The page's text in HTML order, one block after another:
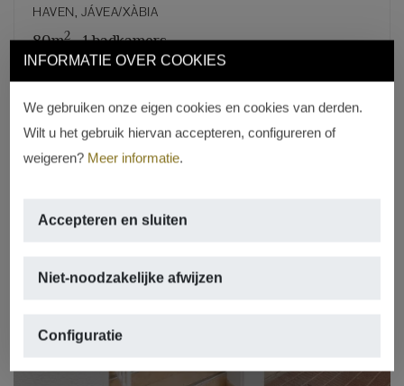
INFORMATIE OVER COOKIES
We gebruiken onze eigen cookies en cookies van derden.
Wilt u het gebruik hiervan accepteren, configureren of
weigeren? Meer informatie.
Accepteren en sluiten
Niet-noodzakelijke afwijzen
Configuratie
HAVEN, JÁVEA/XÀBIA
80m2, 1 badkamers
REF. LC-1688
Previous